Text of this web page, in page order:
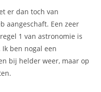
er dan toch van
aangeschaft. Een zeer
1 van astronomie is
ben nogal een
bij helder weer, maar op